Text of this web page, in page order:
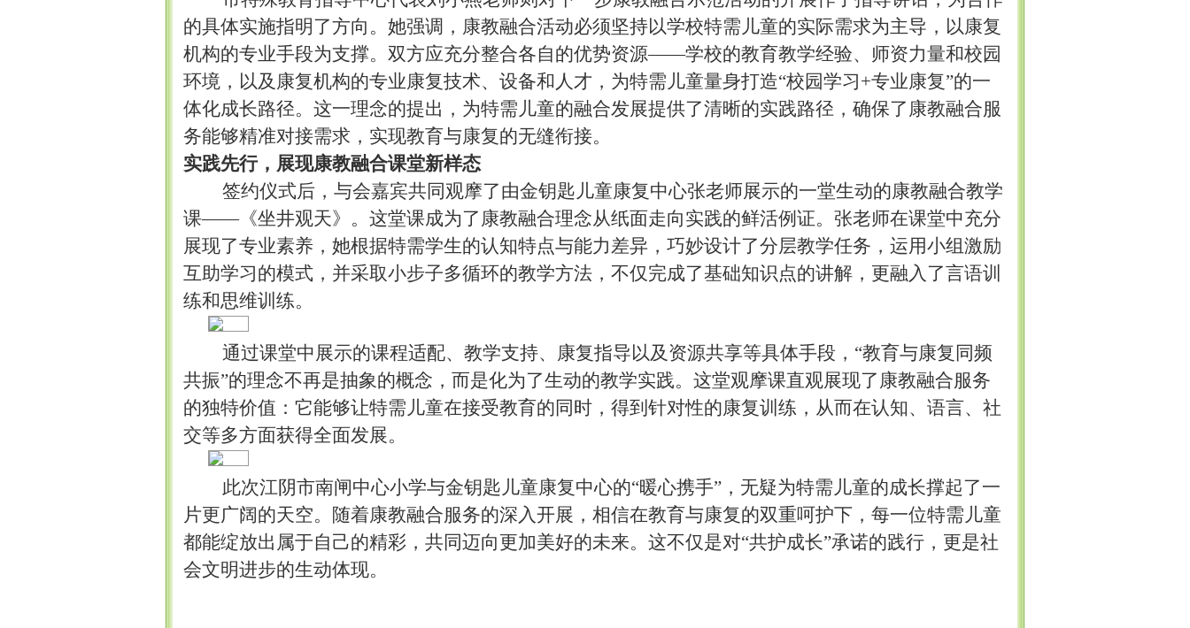
的具体实施指明了方向。她强调，康教融合活动必须坚持以学校特需儿童的实际需求为主导，以康复
机构的专业手段为支撑。双方应充分整合各自的优势资源——学校的教育教学经验、师资力量和校园
环境，以及康复机构的专业康复技术、设备和人才，为特需儿童量身打造“校园学习+专业康复”的一
体化成长路径。这一理念的提出，为特需儿童的融合发展提供了清晰的实践路径，确保了康教融合服
务能够精准对接需求，实现教育与康复的无缝衔接。
实践先行，展现康教融合课堂新样态
签约仪式后，与会嘉宾共同观摩了由金钥匙儿童康复中心张老师展示的一堂生动的康教融合教学
课——《坐井观天》。这堂课成为了康教融合理念从纸面走向实践的鲜活例证。张老师在课堂中充分
展现了专业素养，她根据特需学生的认知特点与能力差异，巧妙设计了分层教学任务，运用小组激励
互助学习的模式，并采取小步子多循环的教学方法，不仅完成了基础知识点的讲解，更融入了言语训
练和思维训练。
通过课堂中展示的课程适配、教学支持、康复指导以及资源共享等具体手段， “教育与康复同频
共振”的理念不再是抽象的概念，而是化为了生动的教学实践。这堂观摩课直观展现了康教融合服务
的独特价值：它能够让特需儿童在接受教育的同时，得到针对性的康复训练，从而在认知、语言、社
交等多方面获得全面发展。
此次江阴市南闸中心小学与金钥匙儿童康复中心的“暖心携手”，无疑为特需儿童的成长撑起了一
片更广阔的天空。随着康教融合服务的深入开展，相信在教育与康复的双重呵护下，每一位特需儿童
都能绽放出属于自己的精彩，共同迈向更加美好的未来。这不仅是对“共护成长”承诺的践行，更是社
会文明进步的生动体现。